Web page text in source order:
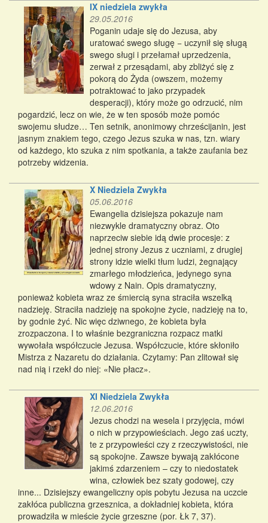
IX niedziela zwykła
29.05.2016
Poganin udaje się do Jezusa, aby
uratować swego sługę − uczynił się sługą
swego sługi i przełamał uprzedzenia,
zerwał z przesądami, aby zbliżyć się z
pokorą do Żyda (owszem, możemy
potraktować to jako przypadek
desperacji), który może go odrzucić, nim
pogardzić, lecz on wie, że w ten sposób może pomóc
swojemu słudze… Ten setnik, anonimowy chrześcijanin, jest
jasnym znakiem tego, czego Jezus szuka w nas, tzn. wiary
od każdego, kto szuka z nim spotkania, a także zaufania bez
potrzeby widzenia.
X Niedziela Zwykła
05.06.2016
Ewangelia dzisiejsza pokazuje nam
niezwykle dramatyczny obraz. Oto
naprzeciw siebie idą dwie procesje: z
jednej strony Jezus z uczniami, z drugiej
strony idzie wielki tłum ludzi, żegnający
zmarłego młodzieńca, jedynego syna
wdowy z Nain. Opis dramatyczny,
ponieważ kobieta wraz ze śmiercią syna straciła wszelką
nadzieję. Straciła nadzieję na spokojne życie, nadzieję na to,
by godnie żyć. Nic więc dziwnego, że kobieta była
zrozpaczona. I to właśnie bezgraniczna rozpacz matki
wywołała współczucie Jezusa. Współczucie, które skłoniło
Mistrza z Nazaretu do działania. Czytamy: Pan zlitował się
nad nią i rzekł do niej: «Nie płacz».
XI Niedziela Zwykła
12.06.2016
Jezus chodzi na wesela i przyjęcia, mówi
o nich w przypowieściach. Jego zaś uczty,
te z przypowieści czy z rzeczywistości, nie
są spokojne. Zawsze bywają zakłócone
jakimś zdarzeniem – czy to niedostatek
wina, człowiek bez szaty godowej, czy
inne... Dzisiejszy ewangeliczny opis pobytu Jezusa na uczcie
zakłóca publiczna grzesznica, a dokładniej kobieta, która
prowadziła w mieście życie grzeszne (por. Łk 7, 37).